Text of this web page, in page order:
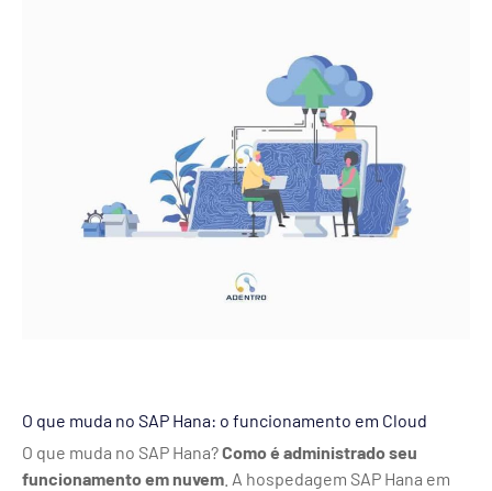
O que muda no SAP Hana: o funcionamento em Cloud
O que muda no SAP Hana?Como é administrado seu
funcionamento em nuvem . A hospedagem SAP Hana em